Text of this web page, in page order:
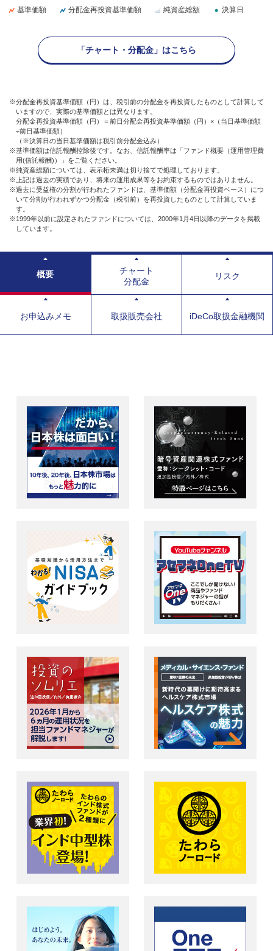
基準価額 分配金再投資基準価額 純資産総額 決算日
「チャート・分配金」はこちら
※分配金再投資基準価額（円）は、税引前の分配金を再投資したものとして計算して
いますので、実際の基準価額とは異なります。
分配金再投資基準価額（円）＝前日分配金再投資基準価額（円）×（当日基準価額
÷前日基準価額）
（※決算日の当日基準価額は税引前分配金込み）
※基準価額は信託報酬控除後です。なお、信託報酬率は「ファンド概要（運用管理費
用(信託報酬)）」をご覧ください。
※純資産総額については、表示桁未満は切り捨てで処理しております。
※上記は過去の実績であり、将来の運用成果等をお約束するものではありません。
※過去に受益権の分割が行われたファンドは、基準価額（分配金再投資ベース）につ
いて分割が行われずかつ分配金（税引前）を再投資したものとして計算していま
す。
※1999年以前に設定されたファンドについては、2000年1月4日以降のデータを掲載
しています。
概要
チャート
分配金
リスク
お申込みメモ 取扱販売会社 iDeCo取扱金融機関